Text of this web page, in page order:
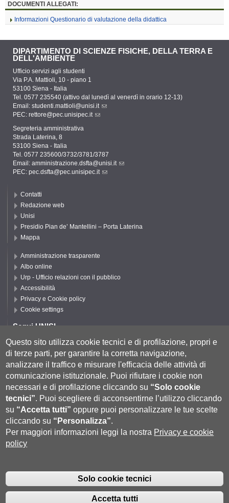
DOCUMENTI ALLEGATI:
Informazioni Questionario di valutazione della didattica
DIPARTIMENTO DI SCIENZE FISICHE, DELLA TERRA E
DELL'AMBIENTE
Ufficio servizi agli studenti
Via P.A. Mattioli, 10 - piano 1
53100 Siena - Italia
Tel. 0577 235540 (attivo dal lunedì al venerdì in orario 12-13)
Email: studenti.mattioli@unisi.it
PEC: rettore@pec.unisipec.it
Segreteria amministrativa
Strada Laterina, 8
53100 Siena - Italia
Tel. 0577 235600/3732/3781/3787
Email: amministrazione.dsfta@unisi.it
PEC: pec.dsfta@pec.unisipec.it
Contatti
Redazione web
Unisi
Presidio Pian de’ Mantellini – Porta Laterina
Mappa
Amministrazione trasparente
Albo online
Urp - Ufficio relazioni con il pubblico
Accessibilità
Privacy e Cookie policy
Cookie settings
Segui UNISI
Segui DSFTA
P.IVA 00273530527 | C.F. 80002070524 |Coordinate bancarie|Caselle
Pec: Posta Elettronica Certificata|Fatturazione Elettronica
Questo sito utilizza cookie tecnici e di profilazione, propri e
di terze parti, per garantire la corretta navigazione,
analizzare il traffico e misurare l'efficacia delle attività di
comunicazione istituzionale. Puoi rifiutare i cookie non
necessari e di profilazione cliccando su “Solo cookie
tecnici”. Puoi scegliere di acconsentirne l’utilizzo cliccando
su “Accetta tutti” oppure puoi personalizzare le tue scelte
cliccando su “Personalizza”.
Per maggiori informazioni leggi la nostra Privacy e cookie
policy
Solo cookie tecnici
Accetta tutti